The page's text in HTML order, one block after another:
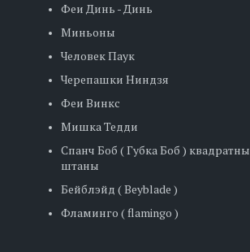
Феи Динь - Динь
Миньоны
Человек Паук
Черепашки Ниндзя
Феи Винкс
Мишка Тедди
Спанч Боб ( Губка Боб )
штаны
Бейблэйд ( Beyblade )
Фламинго ( flamingo )